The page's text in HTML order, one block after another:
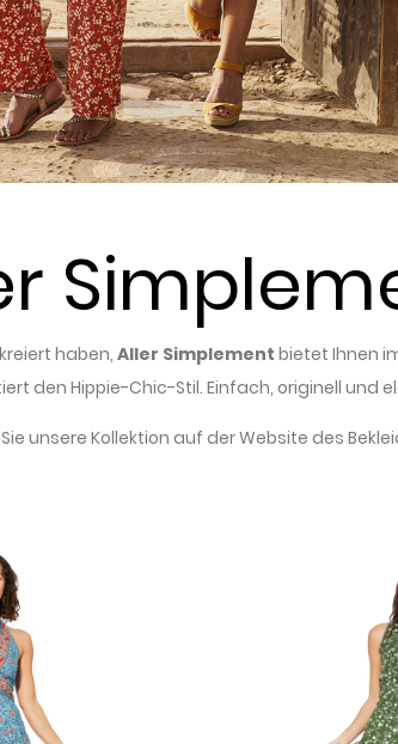
haben,Aller Simplement bietet Ihnen
den Hippie-Chic-Stil. Einfach, originell und
unsere Kollektion auf der Website des